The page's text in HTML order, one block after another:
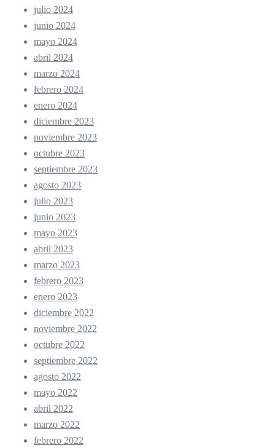
julio 2024
junio 2024
mayo 2024
abril 2024
marzo 2024
febrero 2024
enero 2024
diciembre 2023
noviembre 2023
octubre 2023
septiembre 2023
agosto 2023
julio 2023
junio 2023
mayo 2023
abril 2023
marzo 2023
febrero 2023
enero 2023
diciembre 2022
noviembre 2022
octubre 2022
septiembre 2022
agosto 2022
mayo 2022
abril 2022
marzo 2022
febrero 2022